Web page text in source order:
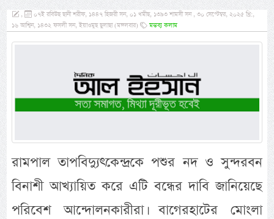
,
০৭ই রবিউছ ছানী শরীফ, ১৪৪৭ হিজরী সন, ০১ খমীছ, ১৩৯৩ শামসী সন , ৩০ সেপ্টেম্বর, ২০২৫ খ্রি:,
১৬ আশ্বিন, ১৪৩২ ফসলী সন, ইয়াওমুছ ছুলাছা (মঙ্গলবার)
মন্তব্য কলাম
রামপাল তাপবিদ্যুৎকেন্দ্রকে পশুর নদ ও সুন্দরবন
বিনাশী আখ্যায়িত করে এটি বন্ধের দাবি জানিয়েছে
পরিবেশ আন্দোলনকারীরা। বাগেরহাটের মোংলা